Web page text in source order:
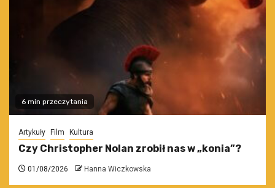
6 min przeczytania
Artykuły Film Kultura
Czy Christopher Nolan zrobił nas w „konia”?
01/08/2026 Hanna Wiczkowska